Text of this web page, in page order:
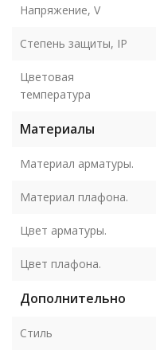
Напряжение, V
Степень защиты, IP
Цветовая
температура
Материалы
Материал арматуры.
Материал плафона.
Цвет арматуры.
Цвет плафона.
Дополнительно
Стиль